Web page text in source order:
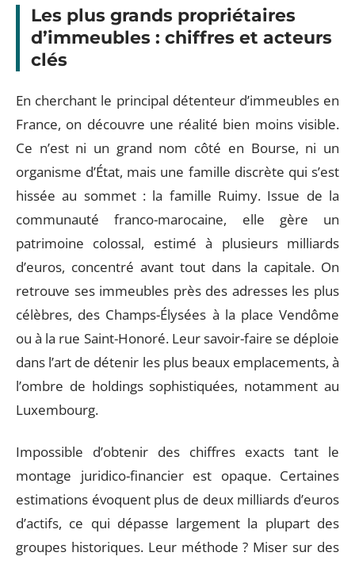
Les plus grands propriétaires
d’immeubles : chiffres et acteurs
clés
En cherchant le principal détenteur d’immeubles en
France, on découvre une réalité bien moins visible.
Ce n’est ni un grand nom côté en Bourse, ni un
organisme d’État, mais une famille discrète qui s’est
hissée au sommet : la famille Ruimy. Issue de la
communauté franco-marocaine, elle gère un
patrimoine colossal, estimé à plusieurs milliards
d’euros, concentré avant tout dans la capitale. On
retrouve ses immeubles près des adresses les plus
célèbres, des Champs-Élysées à la place Vendôme
ou à la rue Saint-Honoré. Leur savoir-faire se déploie
dans l’art de détenir les plus beaux emplacements, à
l’ombre de holdings sophistiquées, notamment au
Luxembourg.
Impossible d’obtenir des chiffres exacts tant le
montage juridico-financier est opaque. Certaines
estimations évoquent plus de deux milliards d’euros
d’actifs, ce qui dépasse largement la plupart des
groupes historiques. Leur méthode ? Miser sur des